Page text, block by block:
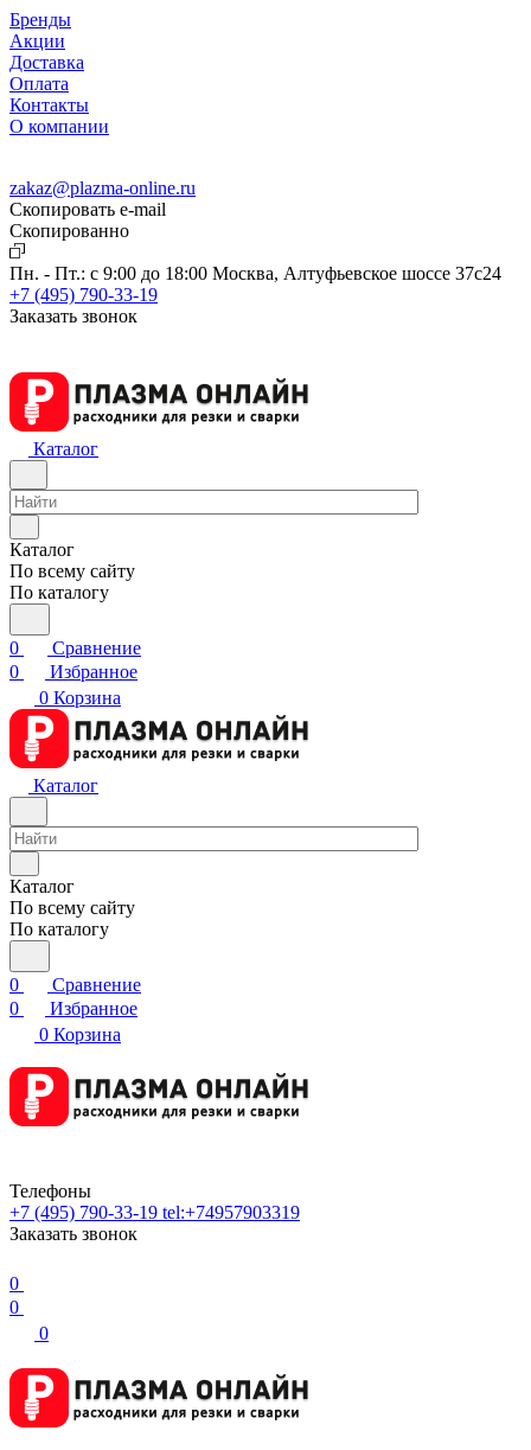
Бренды
Акции
Доставка
Оплата
Контакты
О компании
zakaz@plazma-online.ru
Скопировать e-mail
Cкопированно
Пн. - Пт.: с 9:00 до 18:00 Москва, Алтуфьевское шоссе 37с24
+7 (495) 790-33-19
Заказать звонок
Каталог
Каталог
По всему сайту
По каталогу
0
Сравнение
0
Избранное
0 Корзина
Каталог
Каталог
По всему сайту
По каталогу
0
Сравнение
0
Избранное
0 Корзина
Телефоны
+7 (495) 790-33-19 tel:+74957903319
Заказать звонок
0
0
0